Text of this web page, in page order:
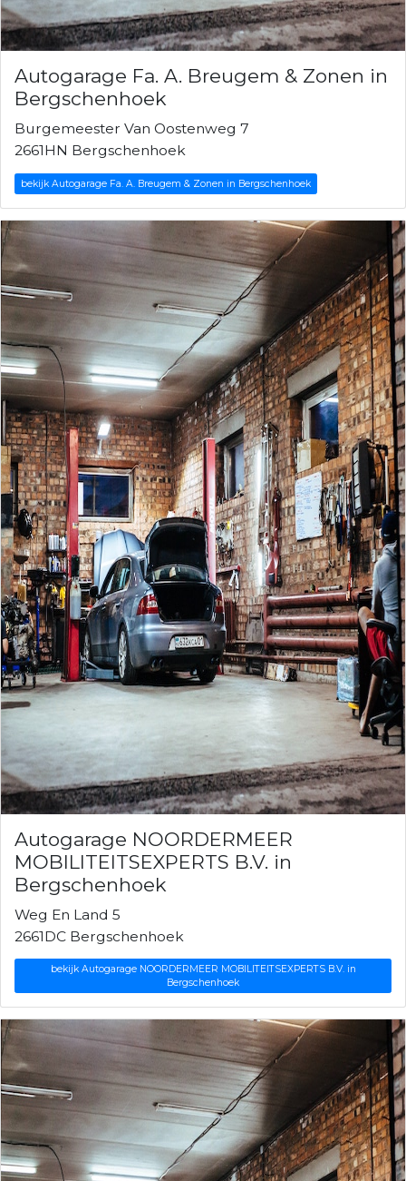
Autogarage Fa. A. Breugem & Zonen in
Bergschenhoek
Burgemeester Van Oostenweg 7
2661HN Bergschenhoek
bekijk Autogarage Fa. A. Breugem & Zonen in Bergschenhoek
Autogarage NOORDERMEER
MOBILITEITSEXPERTS B.V. in
Bergschenhoek
Weg En Land 5
2661DC Bergschenhoek
bekijk Autogarage NOORDERMEER MOBILITEITSEXPERTS B.V. in
Bergschenhoek